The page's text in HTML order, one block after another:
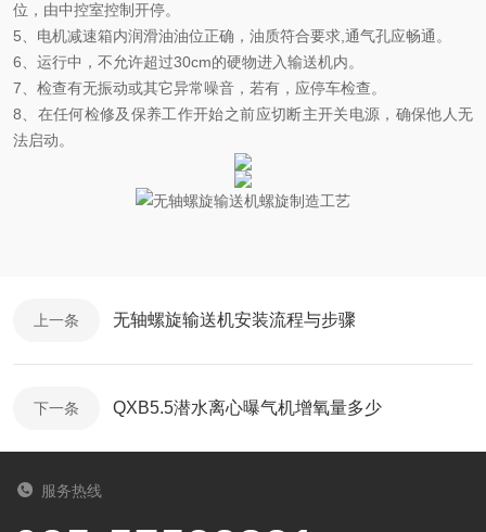
位，由中控室控制开停。
5 、电机减速箱内润滑油油位正确，油质符合要求 通气孔应畅通。
6 、运行中，不允许超过30cm的硬物进入输送机内。
7 、检查有无振动或其它异常噪音，若有，应停车检查。
8 、在任何检修及保养工作开始之前应切断主开关电源，确保他人无
法启动。
上一条 无轴螺旋输送机安装流程与步骤
下一条 QXB5.5潜水离心曝气机增氧量多少
服务热线